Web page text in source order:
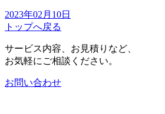
2023年02月10日
トップへ戻る
サービス内容、お見積りなど、
お気軽にご相談ください。
お問い合わせ